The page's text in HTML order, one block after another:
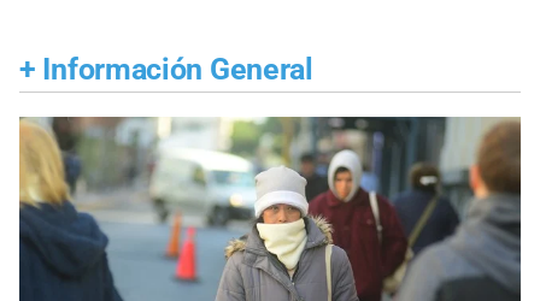
+ Información General